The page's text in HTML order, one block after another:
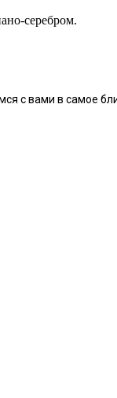
серебром.
с вами в самое